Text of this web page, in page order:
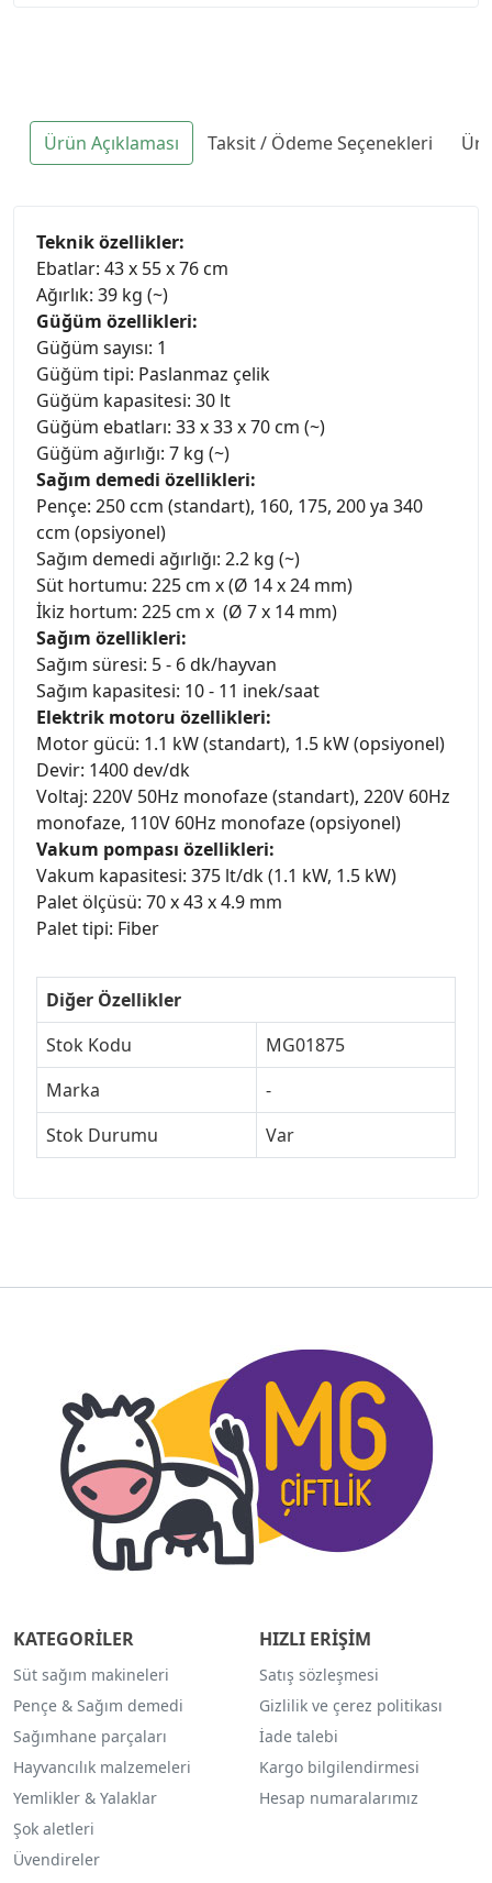
Ürün Açıklaması Taksit / Ödeme Seçenekleri
Teknik özellikler:
Ebatlar: 43 x 55 x 76 cm
Ağırlık: 39 kg (~)
Güğüm özellikleri:
Güğüm sayısı: 1
Güğüm tipi: Paslanmaz çelik
Güğüm kapasitesi: 30 lt
Güğüm ebatları: 33 x 33 x 70 cm (~)
Güğüm ağırlığı: 7 kg (~)
Sağım demedi özellikleri:
Pençe: 250 ccm (standart), 160, 175, 200 ya 340
ccm (opsiyonel)
Sağım demedi ağırlığı: 2.2 kg (~)
Süt hortumu: 225 cm x (Ø 14 x 24 mm)
İkiz hortum: 225 cm x (Ø 7 x 14 mm)
Sağım özellikleri:
Sağım süresi: 5 - 6 dk/hayvan
Sağım kapasitesi: 10 - 11 inek/saat
Elektrik motoru özellikleri:
Motor gücü: 1.1 kW (standart), 1.5 kW (opsiyonel)
Devir: 1400 dev/dk
Voltaj: 220V 50Hz monofaze (standart), 220V 60Hz
monofaze, 110V 60Hz monofaze (opsiyonel)
Vakum pompası özellikleri:
Vakum kapasitesi: 375 lt/dk (1.1 kW, 1.5 kW)
Palet ölçüsü: 70 x 43 x 4.9 mm
Palet tipi: Fiber
Diğer Özellikler
Stok Kodu
MG01875
Marka
-
Stok Durumu
Var
KATEGORİLER
Süt sağım makineleri
Pençe & Sağım demedi
Sağımhane parçaları
Hayvancılık malzemeleri
Yemlikler & Yalaklar
Şok aletleri
Üvendireler
HIZLI ERİŞİM
Satış sözleşmesi
Gizlilik ve çerez politikası
İade talebi
Kargo bilgilendirmesi
Hesap numaralarımız